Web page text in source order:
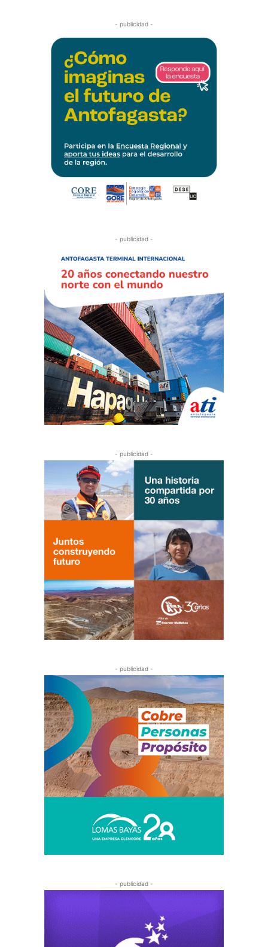
- publicidad -
- publicidad -
- publicidad -
- publicidad -
- publicidad -